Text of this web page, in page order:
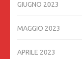
GIUGNO 2023
MAGGIO 2023
APRILE 2023